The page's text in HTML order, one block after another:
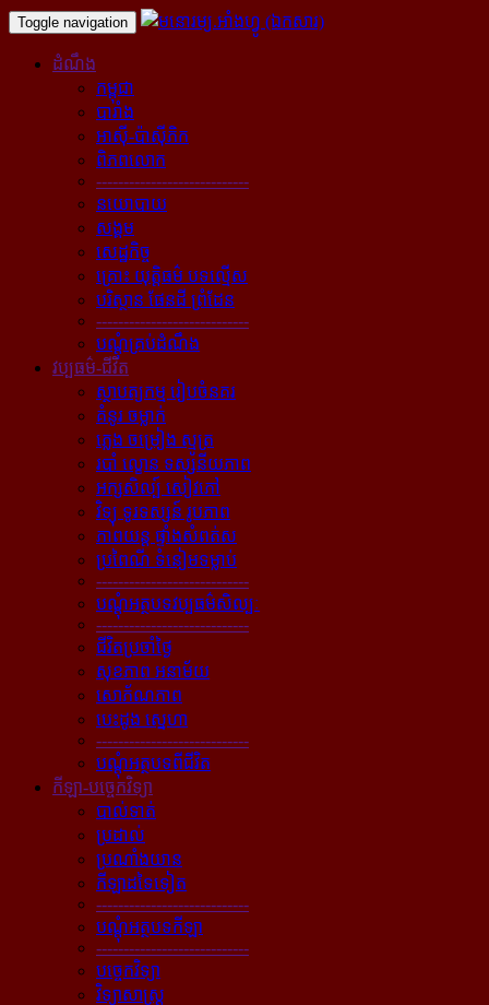
Toggle navigation
ដំណឹង
កម្ពុជា
បារាំង
អាស៊ី-ប៉ាស៊ីភិក
ពិភពលោក
----------------------------
នយោបាយ
សង្គម
សេដ្ឋកិច្ច
គ្រោះ យុត្តិធម៌ បទល្មើស
បរិស្ថាន ផែនដី ព្រំដែន
----------------------------
បណ្ដុំគ្រប់ដំណឹង
វប្បធម៌-ជីវិត
ស្ថាបត្យកម្ម រៀបចំនគរ
គំនូរ ចម្លាក់
ភ្លេង ចម្រៀង ស្មូត្រ
របាំ ល្ខោន ទស្សនីយភាព
អក្សសិល្ប៍ សៀវភៅ
វិទ្យុ ទូរទស្សន៍ រូបភាព
ភាពយន្ដ ផ្ទាំងសំពត់ស
ប្រពៃណី ទំនៀមទម្លាប់
----------------------------
បណ្ដុំអត្ថបទវប្បធម៌សិល្បៈ
----------------------------
ជីវិតប្រចាំថ្ងៃ
សុខភាព អនាម័យ
សោភ័ណភាព
បេះដូង ស្នេហា
----------------------------
បណ្ដុំអត្ថបទពីជីវិត
កីឡា-បច្ចេកវិទ្យា
បាល់ទាត់
ប្រដាល់
ប្រណាំងយាន
កីឡាដទៃទៀត
----------------------------
បណ្ដុំអត្ថបទកីឡា
----------------------------
បច្ចេកវិទ្យា
វិទ្យាសាស្ត្រ